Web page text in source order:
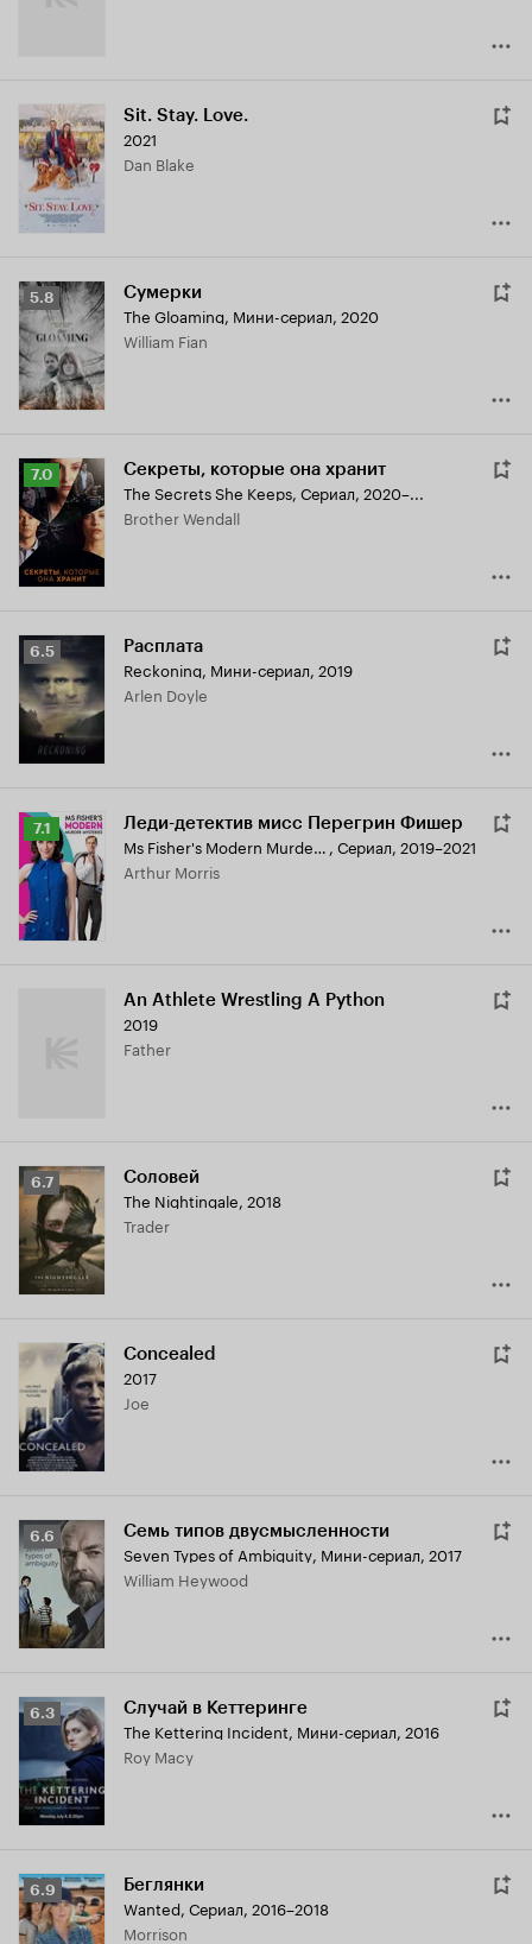
Sit. Stay. Love.
2021
Dan Blake
Рейтинг
Кинопоиска
5.8
5.8 Сумерки
The Gloaming, Мини-сериал, 2020
William Fian
Рейтинг
Кинопоиска
7.0
7.0 Секреты, которые она хранит
The Secrets She Keeps, Сериал, 2020–...
Brother Wendall
Рейтинг
Кинопоиска
6.5
6.5 Расплата
Reckoning, Мини-сериал, 2019
Arlen Doyle
Рейтинг
Кинопоиска
7.1
7.1 Леди-детектив мисс Перегрин Фишер
Ms Fisher's Modern Murder Mysteries , Сериал, 2019–2021
Arthur Morris
An Athlete Wrestling A Python
2019
Father
Рейтинг
Кинопоиска
6.7
6.7 Соловей
The Nightingale, 2018
Trader
Concealed
2017
Joe
Рейтинг
Кинопоиска
6.6
6.6 Семь типов двусмысленности
Seven Types of Ambiguity, Мини-сериал, 2017
William Heywood
Рейтинг
Кинопоиска
6.3
6.3 Случай в Кеттеринге
The Kettering Incident, Мини-сериал, 2016
Roy Macy
Рейтинг
Кинопоиска
6.9
6.9 Беглянки
Wanted, Сериал, 2016–2018
Morrison